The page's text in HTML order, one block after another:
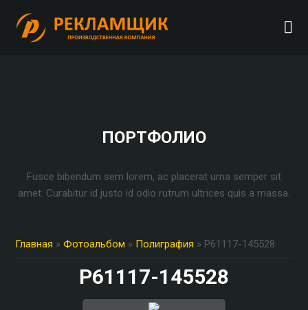
ПОРТФОЛИО
Fusce bibendum sem lorem, ac placerat urna semper sit
amet. Curabitur id justo id odio rutrum ultrices quis a massa.
Главная »Фотоальбом » Полиграфия » P61117-145528
P61117-145528